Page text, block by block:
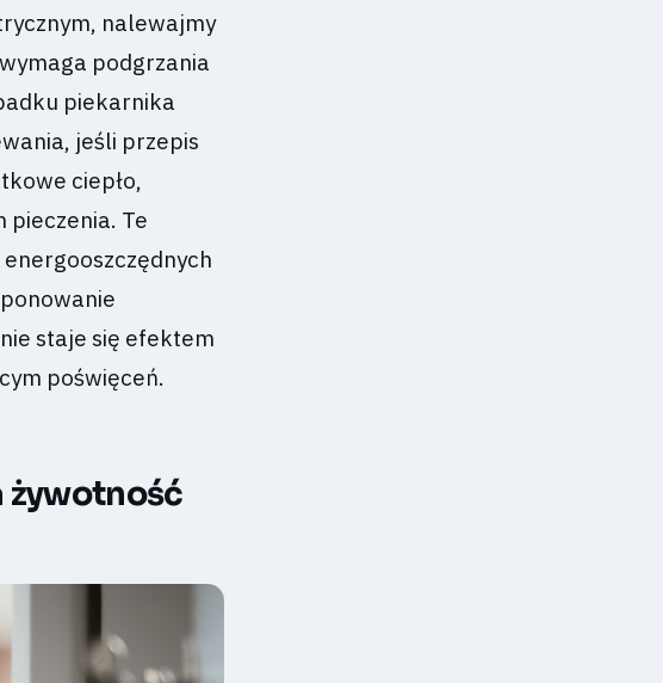
nalewajmy
podgrzania
piekarnika
jeśli przepis
ciepło,
pieczenia. Te
staje się efektem
poświęceń.
żywotność